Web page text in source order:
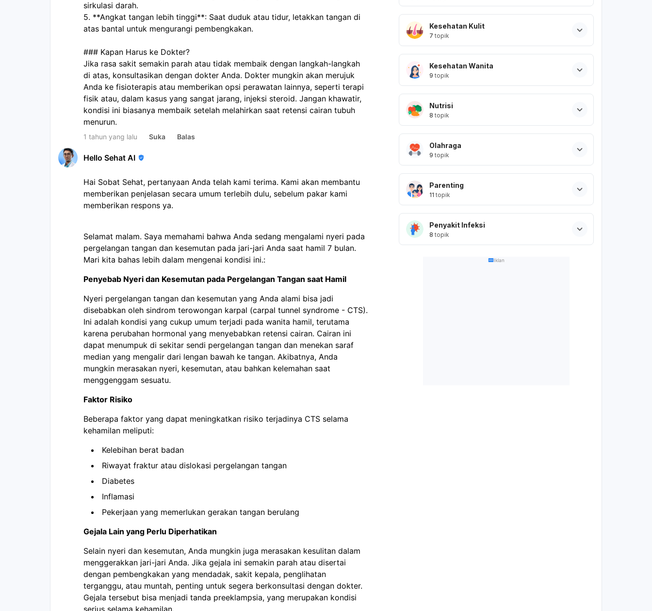
sirkulasi darah.
5. **Angkat tangan lebih tinggi**: Saat duduk atau tidur, letakkan tangan di
atas bantal untuk mengurangi pembengkakan.
### Kapan Harus ke Dokter?
Jika rasa sakit semakin parah atau tidak membaik dengan langkah-langkah
di atas, konsultasikan dengan dokter Anda. Dokter mungkin akan merujuk
Anda ke fisioterapis atau memberikan opsi perawatan lainnya, seperti terapi
fisik atau, dalam kasus yang sangat jarang, injeksi steroid. Jangan khawatir,
kondisi ini biasanya membaik setelah melahirkan saat retensi cairan tubuh
menurun.
1 tahun yang lalu Suka Balas
Hello Sehat AI
Hai Sobat Sehat, pertanyaan Anda telah kami terima. Kami akan membantu
memberikan penjelasan secara umum terlebih dulu, sebelum pakar kami
memberikan respons ya.
Selamat malam. Saya memahami bahwa Anda sedang mengalami nyeri pada
pergelangan tangan dan kesemutan pada jari-jari Anda saat hamil 7 bulan.
Mari kita bahas lebih dalam mengenai kondisi ini.:
Penyebab Nyeri dan Kesemutan pada Pergelangan Tangan saat Hamil
Nyeri pergelangan tangan dan kesemutan yang Anda alami bisa jadi
disebabkan oleh sindrom terowongan karpal (carpal tunnel syndrome - CTS).
Ini adalah kondisi yang cukup umum terjadi pada wanita hamil, terutama
karena perubahan hormonal yang menyebabkan retensi cairan. Cairan ini
dapat menumpuk di sekitar sendi pergelangan tangan dan menekan saraf
median yang mengalir dari lengan bawah ke tangan. Akibatnya, Anda
mungkin merasakan nyeri, kesemutan, atau bahkan kelemahan saat
menggenggam sesuatu.
Faktor Risiko
Beberapa faktor yang dapat meningkatkan risiko terjadinya CTS selama
kehamilan meliputi:
Kelebihan berat badan
Riwayat fraktur atau dislokasi pergelangan tangan
Diabetes
Inflamasi
Pekerjaan yang memerlukan gerakan tangan berulang
Gejala Lain yang Perlu Diperhatikan
Selain nyeri dan kesemutan, Anda mungkin juga merasakan kesulitan dalam
menggerakkan jari-jari Anda. Jika gejala ini semakin parah atau disertai
dengan pembengkakan yang mendadak, sakit kepala, penglihatan
terganggu, atau muntah, penting untuk segera berkonsultasi dengan dokter.
Gejala tersebut bisa menjadi tanda preeklampsia, yang merupakan kondisi
Kesehatan Kulit
7 topik
Kesehatan Wanita
9 topik
Nutrisi
8 topik
Olahraga
9 topik
Parenting
11 topik
Penyakit Infeksi
8 topik
Iklan